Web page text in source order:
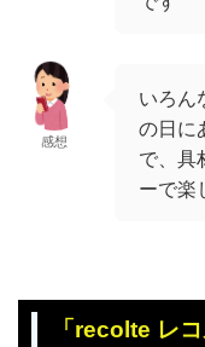
感想
いろん
の日に
で、具
ーで楽
「recolte レ